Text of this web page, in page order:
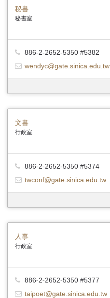
秘書
秘書室
886-2-2652-5350 #5382
wendyc@gate.sinica.edu.tw
文書
行政室
886-2-2652-5350 #5374
twconf@gate.sinica.edu.tw
人事
行政室
886-2-2652-5350 #5377
taipoet@gate.sinica.edu.tw